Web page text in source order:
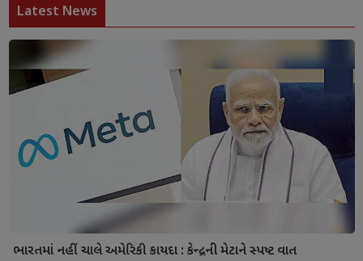
Latest News
ભારતમાં નહીં ચાલે અમેરિકી કાયદા : કેન્દ્રની મેટાને સ્પષ્ટ વાત